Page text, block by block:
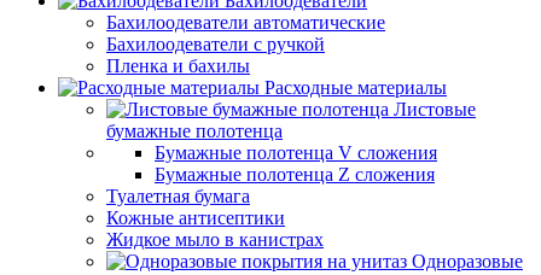
Бахилоодеватели автоматические
Бахилоодеватели с ручкой
Пленка и бахилы
Расходные материалы
Листовые
бумажные полотенца
Бумажные полотенца V сложения
Бумажные полотенца Z сложения
Туалетная бумага
Кожные антисептики
Жидкое мыло в канистрах
Одноразовые